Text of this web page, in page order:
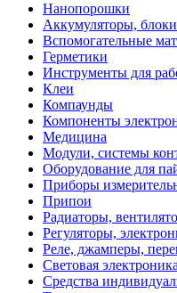
Нанопорошки
Аккумуляторы,
Вспомогательные
Герметики
Инструменты для
Клеи
Компаунды
Компоненты
Медицина
Модули, системы
Оборудование для
Приборы
Припои
Радиаторы,
Регуляторы,
Реле, джамперы,
Световая электроника
Средства